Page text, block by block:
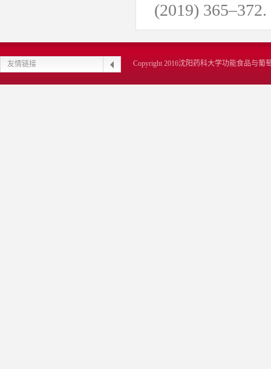
(2019) 365–372.
友情链接 Copyright 2016沈阳药科大学功能食品与葡